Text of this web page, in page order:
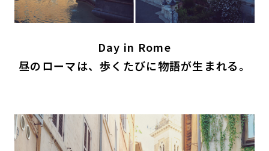
Day in Rome
昼のローマは、歩くたびに物語が生まれる。